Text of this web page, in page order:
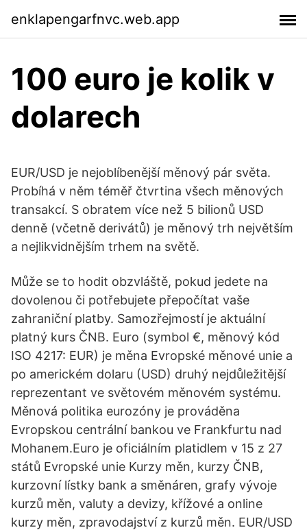
enklapengarfnvc.web.app
100 euro je kolik v
dolarech
EUR/USD je nejoblíbenější měnový pár světa.
Probíhá v něm téměř čtvrtina všech měnových
transakcí. S obratem více než 5 bilionů USD
denně (včetně derivátů) je měnový trh největším
a nejlikvidnějším trhem na světě.
Může se to hodit obzvláště, pokud jedete na
dovolenou či potřebujete přepočítat vaše
zahraniční platby. Samozřejmostí je aktuální
platný kurs ČNB. Euro (symbol €, měnový kód
ISO 4217: EUR) je měna Evropské měnové unie a
po americkém dolaru (USD) druhý nejdůležitější
reprezentant ve světovém měnovém systému.
Měnová politika eurozóny je prováděna
Evropskou centrální bankou ve Frankfurtu nad
Mohanem.Euro je oficiálním platidlem v 15 z 27
států Evropské unie Kurzy měn, kurzy ČNB,
kurzovní lístky bank a směnáren, grafy vývoje
kurzů měn, valuty a devizy, křížové a online
kurzy měn, zpravodajství z kurzů měn. EUR/USD